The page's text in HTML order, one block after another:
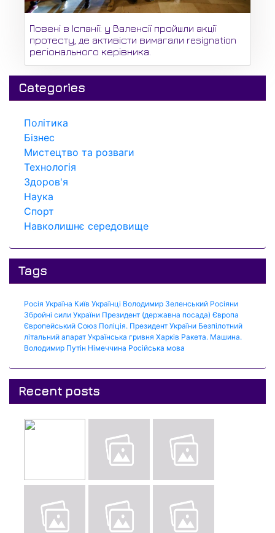
Повені в Іспанії: у Валенсії пройшли акції
протесту, де активісти вимагали resignation
регіонального керівника.
Categories
Політика
Бізнес
Мистецтво та розваги
Технологія
Здоров'я
Наука
Спорт
Навколишнє середовище
Tags
Росія Україна Київ Українці Володимир Зеленський Росіяни
Збройні сили України Президент (державна посада) Європа
Європейський Союз Поліція. Президент України Безпілотний
літальний апарат Українська гривня Харків Ракета. Машина.
Володимир Путін Німеччина Російська мова
Recent posts